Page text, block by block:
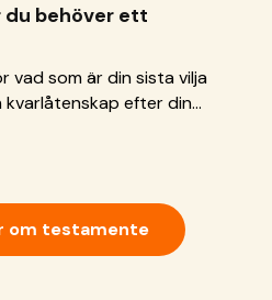
behöver ett
vad som är din sista vilja
kvarlåtenskap efter din
allt du äger och har vid
om testamente